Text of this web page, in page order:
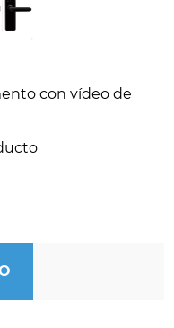
con vídeo de